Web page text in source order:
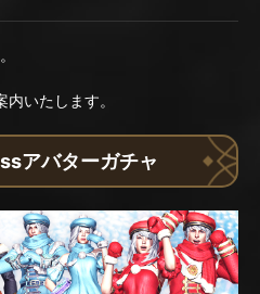
いたします。
アバターガチャ